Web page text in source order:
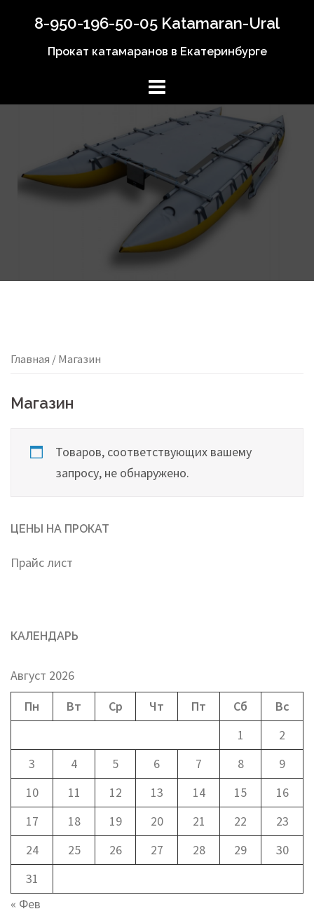
содержимому
8-950-196-50-05 Katamaran-Ural
Прокат катамаранов в Екатеринбурге
Главная / Магазин
Магазин
Товаров, соответствующих вашему
запросу, не обнаружено.
ЦЕНЫ НА ПРОКАТ
Прайс лист
КАЛЕНДАРЬ
Август 2026
Пн
Вт Ср Чт Пт Сб
Вс
1
2
3
4 5 6 7 8
9
10
11 12 13 14 15
16
17
18 19 20 21 22
23
24
25 26 27 28 29
30
31
« Фев